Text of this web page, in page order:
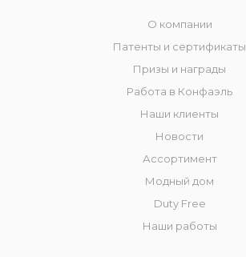
О компании
Патенты и сертификаты
Призы и награды
Работа в Конфаэль
Наши клиенты
Новости
Ассортимент
Модный дом
Duty Free
Наши работы